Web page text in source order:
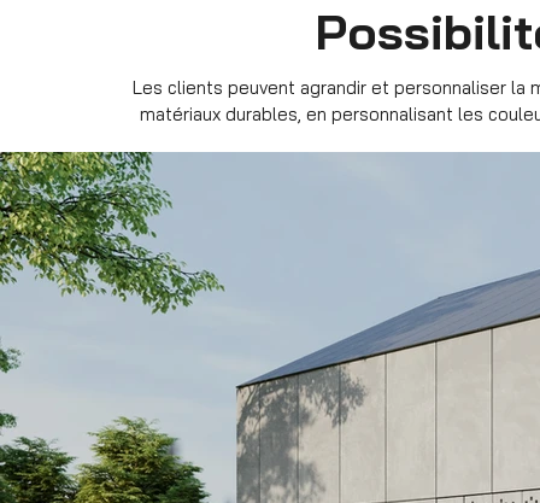
Les clients peuvent agrandir et personnaliser la
matériaux durables, en personnalisant les